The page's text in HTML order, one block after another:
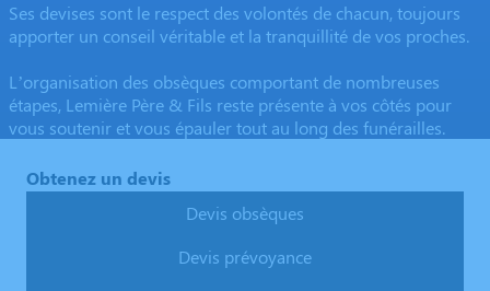
Ses devises sont le respect des volontés de chacun, toujours
apporter un conseil véritable et la tranquillité de vos proches.
L’organisation des obsèques comportant de nombreuses
étapes, Lemière Père & Fils reste présente à vos côtés pour
vous soutenir et vous épauler tout au long des funérailles.
Obtenez un devis
Devis obsèques
Devis prévoyance